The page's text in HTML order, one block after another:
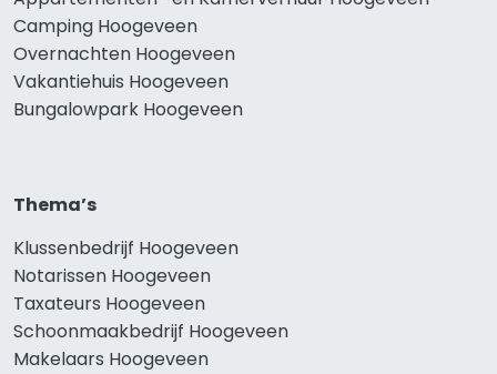
Camping Hoogeveen
Overnachten Hoogeveen
Vakantiehuis Hoogeveen
Bungalowpark Hoogeveen
Thema’s
Klussenbedrijf Hoogeveen
Notarissen Hoogeveen
Taxateurs Hoogeveen
Schoonmaakbedrijf Hoogeveen
Makelaars Hoogeveen